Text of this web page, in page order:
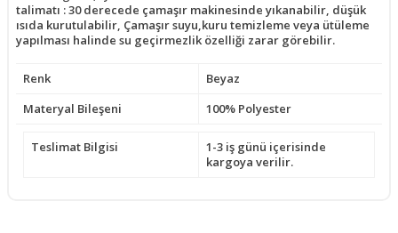
talimatı : 30 derecede çamaşır makinesinde yıkanabilir, düşük
ısıda kurutulabilir, Çamaşır suyu,kuru temizleme veya ütüleme
yapılması halinde su geçirmezlik özelliği zarar görebilir.
Renk
Beyaz
Materyal Bileşeni
100% Polyester
Teslimat Bilgisi
1-3 iş günü içerisinde
kargoya verilir.